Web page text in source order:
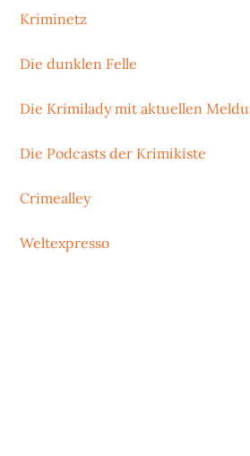
Kriminetz
Die dunklen Felle
Die Krimilady mit aktuellen
Die Podcasts der Krimikiste
Crimealley
Weltexpresso